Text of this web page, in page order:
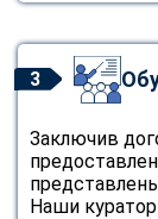
3
Заключив
Наши